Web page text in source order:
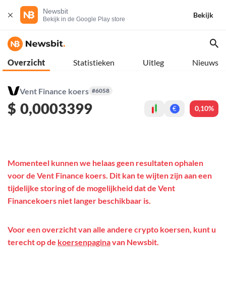
Newsbit
Bekijk in de Google Play store
Bekijk
Overzicht Statistieken Uitleg Nieuws
Vent Finance koers #6058
$ 0,0003399 € 0,10%
Momenteel kunnen we helaas geen resultaten ophalen
voor de Vent Finance koers. Dit kan te wijten zijn aan een
tijdelijke storing of de mogelijkheid dat de Vent
Financekoers niet langer beschikbaar is.
Voor een overzicht van alle andere crypto koersen, kunt u
terecht op de koersenpaginavan Newsbit.